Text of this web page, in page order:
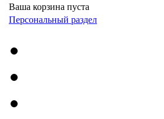
Ваша корзина пуста
Персональный раздел